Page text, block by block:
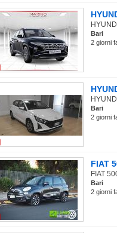
Bari
2 giorni
Bari
2 giorni
FIAT
FIAT
Bari
2 giorni